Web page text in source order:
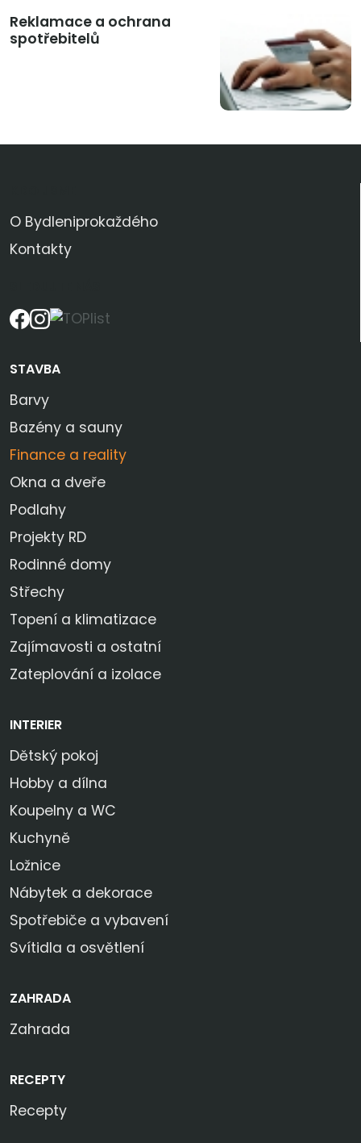
Reklamace a ochrana
spotřebitelů
O Bydleniprokaždého
Kontakty
STAVBA
Barvy
Bazény a sauny
Finance a reality
Okna a dveře
Podlahy
Projekty RD
Rodinné domy
Střechy
Topení a klimatizace
Zajímavosti a ostatní
Zateplování a izolace
INTERIER
Dětský pokoj
Hobby a dílna
Koupelny a WC
Kuchyně
Ložnice
Nábytek a dekorace
Spotřebiče a vybavení
Svítidla a osvětlení
ZAHRADA
Zahrada
RECEPTY
Recepty